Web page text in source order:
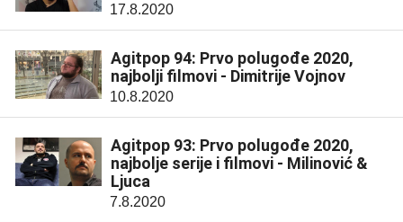
17.8.2020
Agitpop 94: Prvo polugođe 2020,
najbolji filmovi - Dimitrije Vojnov
10.8.2020
Agitpop 93: Prvo polugođe 2020,
najbolje serije i filmovi - Milinović &
Ljuca
7.8.2020